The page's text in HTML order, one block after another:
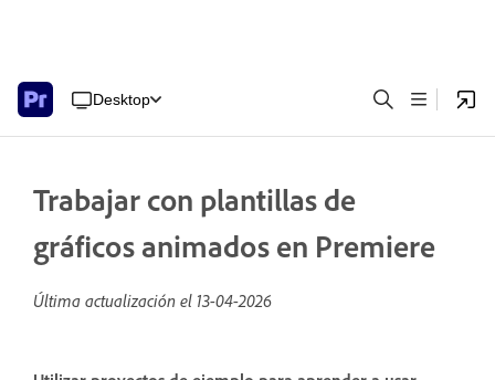
Desktop
Trabajar con plantillas de
gráficos animados en Premiere
Última actualización el 13-04-2026